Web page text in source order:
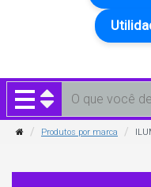
Produtos por marca